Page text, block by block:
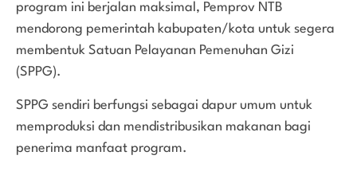
program ini berjalan maksimal, Pemprov NTB
mendorong pemerintah kabupaten/kota untuk segera
membentuk Satuan Pelayanan Pemenuhan Gizi
(SPPG).
SPPG sendiri berfungsi sebagai dapur umum untuk
memproduksi dan mendistribusikan makanan bagi
penerima manfaat program.